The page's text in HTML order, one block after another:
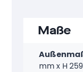
Maße
mm x H